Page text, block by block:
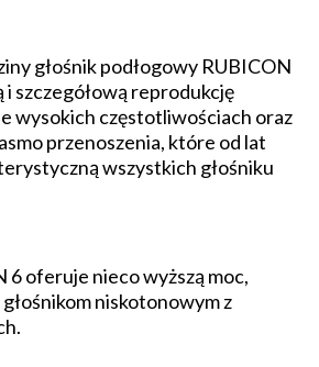
głośnik podłogowy RUBICON
szczegółową reprodukcję
wysokich częstotliwościach oraz
przenoszenia, które od lat
wszystkich głośniku
6 oferuje nieco wyższą moc,
niskotonowym z